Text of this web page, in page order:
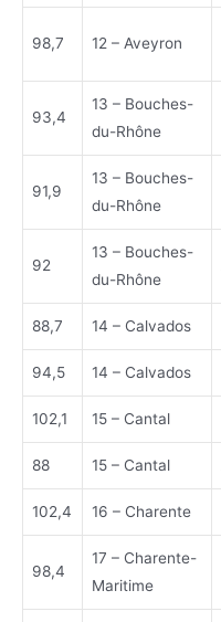
98,7 12 – Aveyron
93,4
13 – Bouches-
du-Rhône
91,9
13 – Bouches-
du-Rhône
92
13 – Bouches-
du-Rhône
88,7 14 – Calvados
94,5 14 – Calvados
102,1 15 – Cantal
88 15 – Cantal
102,4 16 – Charente
98,4
17 – Charente-
Maritime